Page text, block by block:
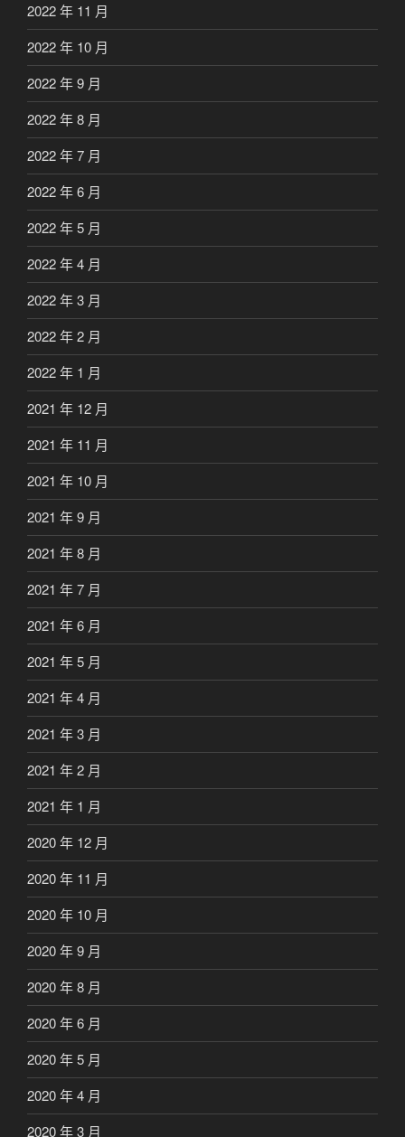
2022 年 11 月
2022 年 10 月
2022 年 9 月
2022 年 8 月
2022 年 7 月
2022 年 6 月
2022 年 5 月
2022 年 4 月
2022 年 3 月
2022 年 2 月
2022 年 1 月
2021 年 12 月
2021 年 11 月
2021 年 10 月
2021 年 9 月
2021 年 8 月
2021 年 7 月
2021 年 6 月
2021 年 5 月
2021 年 4 月
2021 年 3 月
2021 年 2 月
2021 年 1 月
2020 年 12 月
2020 年 11 月
2020 年 10 月
2020 年 9 月
2020 年 8 月
2020 年 6 月
2020 年 5 月
2020 年 4 月
2020 年 3 月